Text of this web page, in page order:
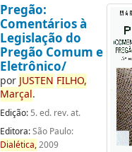
Pregão:
Comentários à
Legislação do
Pregão Comum e
Eletrônico/
por JUSTEN FILHO,
Marçal.
Edição: 5. ed. rev. at.
Editora:São Paulo:
Dialética,2009